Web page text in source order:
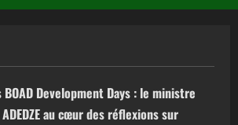
Development Days : le ministre
au cœur des réflexions sur